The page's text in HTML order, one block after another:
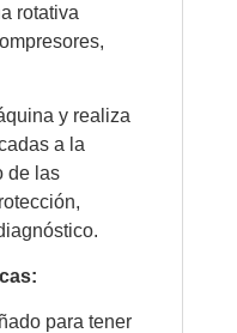
rotativa
y realiza
a la
de las
para tener